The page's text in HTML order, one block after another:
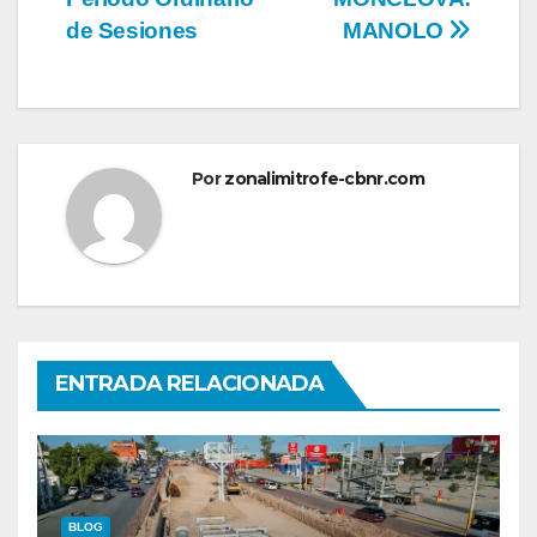
MANOLO
de Sesiones
Porzonalimitrofe-cbnr.com
ENTRADA RELACIONADA
BLOG